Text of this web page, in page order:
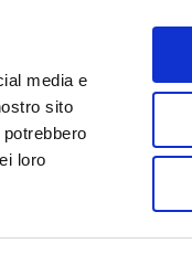
media e
sito
loro